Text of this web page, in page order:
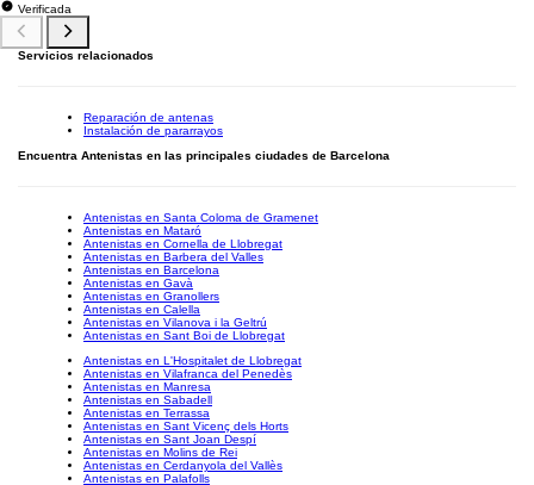
Verificada
Servicios relacionados
Reparación de antenas
Instalación de pararrayos
Encuentra Antenistas en las principales ciudades de Barcelona
Antenistas en Santa Coloma de Gramenet
Antenistas en Mataró
Antenistas en Cornella de Llobregat
Antenistas en Barbera del Valles
Antenistas en Barcelona
Antenistas en Gavà
Antenistas en Granollers
Antenistas en Calella
Antenistas en Vilanova i la Geltrú
Antenistas en Sant Boi de Llobregat
Antenistas en L'Hospitalet de Llobregat
Antenistas en Vilafranca del Penedès
Antenistas en Manresa
Antenistas en Sabadell
Antenistas en Terrassa
Antenistas en Sant Vicenç dels Horts
Antenistas en Sant Joan Despí
Antenistas en Molins de Rei
Antenistas en Cerdanyola del Vallès
Antenistas en Palafolls